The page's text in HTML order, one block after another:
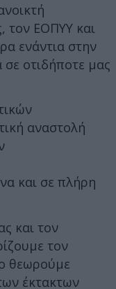
τον ΕΟΠΥΥ και
ενάντια στην
οτιδήποτε μας
αναστολή
και σε πλήρη
και τον
τον
θεωρούμε
έκτακτων